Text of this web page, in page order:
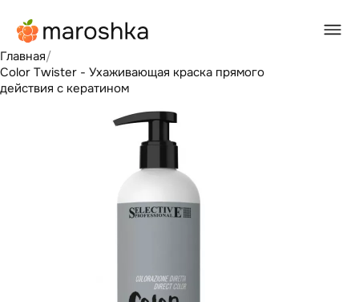
Главная/
Color Twister - Ухаживающая краска прямого
действия с кератином